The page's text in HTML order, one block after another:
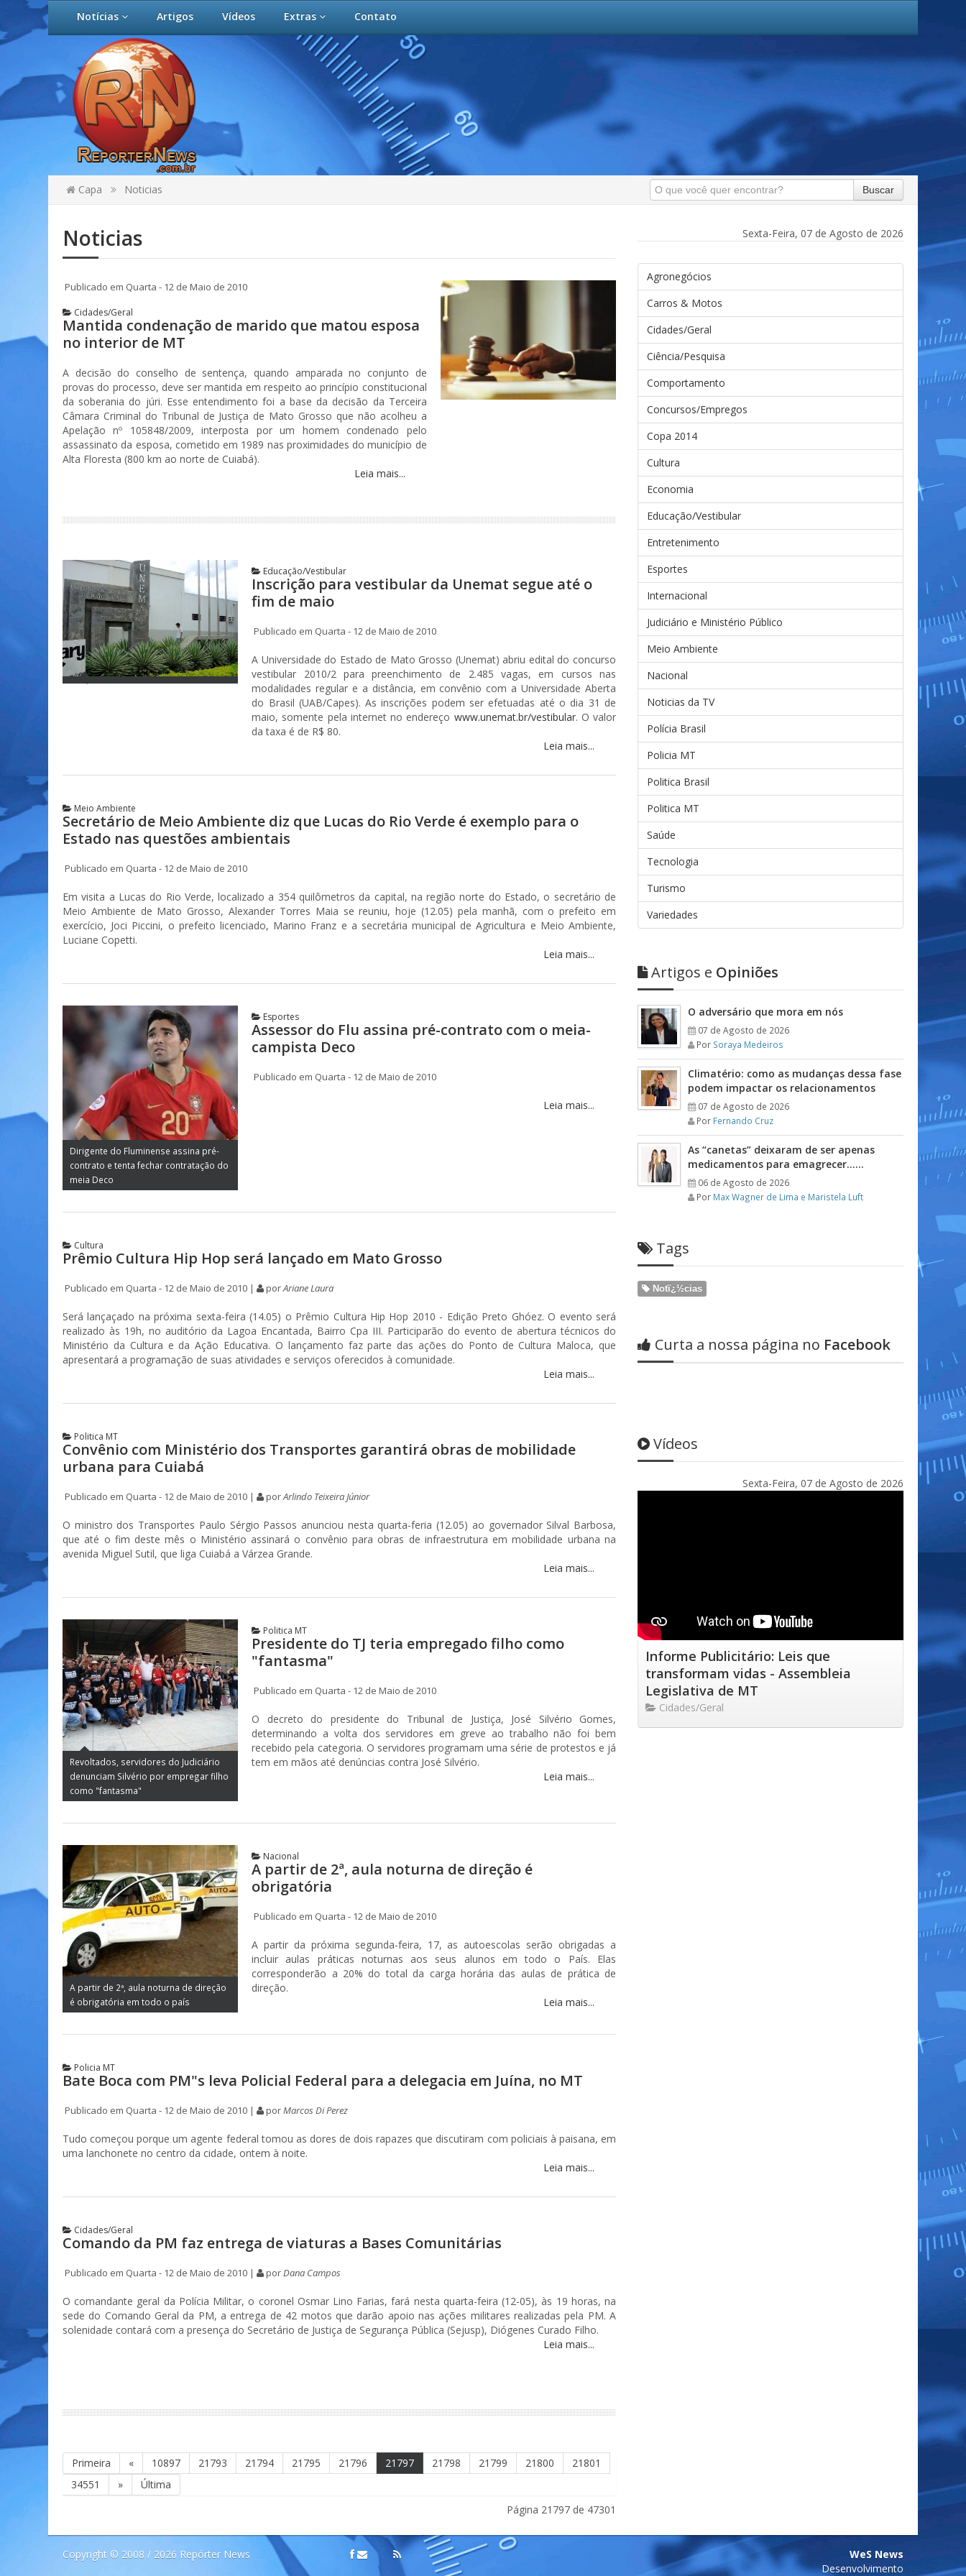
Notícias Artigos Vídeos Extras Contato
Capa Noticias Buscar
Noticias
Publicado em Quarta - 12 de Maio de 2010
Cidades/Geral
Mantida condenação de marido que matou esposa
no interior de MT
A decisão do conselho de sentença, quando amparada no conjunto de
provas do processo, deve ser mantida em respeito ao princípio constitucional
da soberania do júri. Esse entendimento foi a base da decisão da Terceira
Câmara Criminal do Tribunal de Justiça de Mato Grosso que não acolheu a
Apelação nº 105848/2009, interposta por um homem condenado pelo
assassinato da esposa, cometido em 1989 nas proximidades do município de
Alta Floresta (800 km ao norte de Cuiabá).
Leia mais...
Educação/Vestibular
Inscrição para vestibular da Unemat segue até o
fim de maio
Publicado em Quarta - 12 de Maio de 2010
A Universidade do Estado de Mato Grosso (Unemat) abriu edital do concurso
vestibular 2010/2 para preenchimento de 2.485 vagas, em cursos nas
modalidades regular e a distância, em convênio com a Universidade Aberta
do Brasil (UAB/Capes). As inscrições podem ser efetuadas até o dia 31 de
maio, somente pela internet no endereço www.unemat.br/vestibular. O valor
da taxa é de R$ 80.
Leia mais...
Meio Ambiente
Secretário de Meio Ambiente diz que Lucas do Rio Verde é exemplo para o
Estado nas questões ambientais
Publicado em Quarta - 12 de Maio de 2010
Em visita a Lucas do Rio Verde, localizado a 354 quilômetros da capital, na região norte do Estado, o secretário de
Meio Ambiente de Mato Grosso, Alexander Torres Maia se reuniu, hoje (12.05) pela manhã, com o prefeito em
exercício, Joci Piccini, o prefeito licenciado, Marino Franz e a secretária municipal de Agricultura e Meio Ambiente,
Luciane Copetti.
Leia mais...
Dirigente do Fluminense assina pré-
contrato e tenta fechar contratação do
meia Deco
Esportes
Assessor do Flu assina pré-contrato com o meia-
campista Deco
Publicado em Quarta - 12 de Maio de 2010
Leia mais...
Cultura
Prêmio Cultura Hip Hop será lançado em Mato Grosso
Publicado em Quarta - 12 de Maio de 2010 | porAriane Laura
Será lançaçado na próxima sexta-feira (14.05) o Prêmio Cultura Hip Hop 2010 - Edição Preto Ghóez. O evento será
realizado às 19h, no auditório da Lagoa Encantada, Bairro Cpa III. Participarão do evento de abertura técnicos do
Ministério da Cultura e da Ação Educativa. O lançamento faz parte das ações do Ponto de Cultura Maloca, que
apresentará a programação de suas atividades e serviços oferecidos à comunidade.
Leia mais...
Politica MT
Convênio com Ministério dos Transportes garantirá obras de mobilidade
urbana para Cuiabá
Publicado em Quarta - 12 de Maio de 2010 | porArlindo Teixeira Júnior
O ministro dos Transportes Paulo Sérgio Passos anunciou nesta quarta-feria (12.05) ao governador Silval Barbosa,
que até o fim deste mês o Ministério assinará o convênio para obras de infraestrutura em mobilidade urbana na
avenida Miguel Sutil, que liga Cuiabá a Várzea Grande.
Leia mais...
Revoltados, servidores do Judiciário
denunciam Silvério por empregar filho
como "fantasma"
Politica MT
Presidente do TJ teria empregado filho como
"fantasma"
Publicado em Quarta - 12 de Maio de 2010
O decreto do presidente do Tribunal de Justiça, José Silvério Gomes,
determinando a volta dos servidores em greve ao trabalho não foi bem
recebido pela categoria. O servidores programam uma série de protestos e já
tem em mãos até denúncias contra José Silvério.
Leia mais...
A partir de 2ª, aula noturna de direção
é obrigatória em todo o país
Nacional
A partir de 2ª, aula noturna de direção é
obrigatória
Publicado em Quarta - 12 de Maio de 2010
A partir da próxima segunda-feira, 17, as autoescolas serão obrigadas a
incluir aulas práticas noturnas aos seus alunos em todo o País. Elas
corresponderão a 20% do total da carga horária das aulas de prática de
direção.
Leia mais...
Policia MT
Bate Boca com PM"s leva Policial Federal para a delegacia em Juína, no MT
Publicado em Quarta - 12 de Maio de 2010 | porMarcos Di Perez
Tudo começou porque um agente federal tomou as dores de dois rapazes que discutiram com policiais à paisana, em
uma lanchonete no centro da cidade, ontem à noite.
Leia mais...
Cidades/Geral
Comando da PM faz entrega de viaturas a Bases Comunitárias
Publicado em Quarta - 12 de Maio de 2010 | por Dana Campos
O comandante geral da Polícia Militar, o coronel Osmar Lino Farias, fará nesta quarta-feira (12-05), às 19 horas, na
sede do Comando Geral da PM, a entrega de 42 motos que darão apoio nas ações militares realizadas pela PM. A
solenidade contará com a presença do Secretário de Justiça de Segurança Pública (Sejusp), Diógenes Curado Filho.
Leia mais...
Primeira « 10897 21793 21794 21795 21796 21797 21798 21799 21800
21801
34551
»
Última
Página 21797 de 47301
Sexta-Feira, 07 de Agosto de 2026
Agronegócios
Carros & Motos
Cidades/Geral
Ciência/Pesquisa
Comportamento
Concursos/Empregos
Copa 2014
Cultura
Economia
Educação/Vestibular
Entretenimento
Esportes
Internacional
Judiciário e Ministério Público
Meio Ambiente
Nacional
Noticias da TV
Polícia Brasil
Policia MT
Politica Brasil
Politica MT
Saúde
Tecnologia
Turismo
Variedades
Artigos e Opiniões
O adversário que mora em nós
07 de Agosto de 2026
Por Soraya Medeiros
Climatério: como as mudanças dessa fase
podem impactar os relacionamentos
07 de Agosto de 2026
Por Fernando Cruz
As “canetas” deixaram de ser apenas
medicamentos para emagrecer……
06 de Agosto de 2026
Por Max Wagner de Lima e Maristela Luft
Tags
Notï¿½cias
Curta a nossa página no Facebook
Vídeos
Sexta-Feira, 07 de Agosto de 2026
Informe Publicitário: Leis que
transformam vidas - Assembleia
Legislativa de MT
Cidades/Geral
Copyright © 2008 / 2026 Repórter News
WeS News
Desenvolvimento